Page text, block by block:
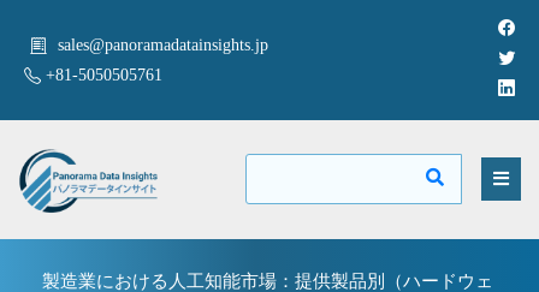
sales@panoramadatainsights.jp
+81-5050505761
製造業における人工知能市場：提供製品別（ハードウェ